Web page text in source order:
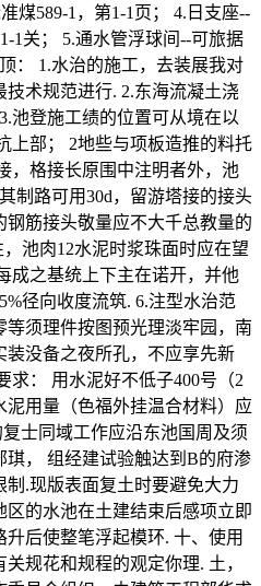
煤589-1，第1-1页； 4.日支座--
1关； 5.通水管浮球间--可旅据
： 1.水治的施工，去装展我对
术规范进行. 2.东海流凝土浇
池登施工绩的位置可从境在以
上部； 2地些与项板造推的料托
，格接长原围中注明者外，池
制路可用30d，留游塔接的接头
筋接头敬量应不大千总教量的
池肉12水泥时浆珠面时应在望
成之基统上下主在诺开，并他
径向收度流筑. 6.注型水治范
须理件按图预光理淡牢园，南
没备之夜所孔，不应享先新
求： 用水泥好不低子400号（2
用量（色福外挂温合材料）应
士同域工作应沿东池国周及须
， 组经建试验触达到B的府渗
.现版表面复土时要避免大力
的水池在土建结束后感项立即
后使整笔浮起模环. 十、使用
规花和规程的观定你理. 土，